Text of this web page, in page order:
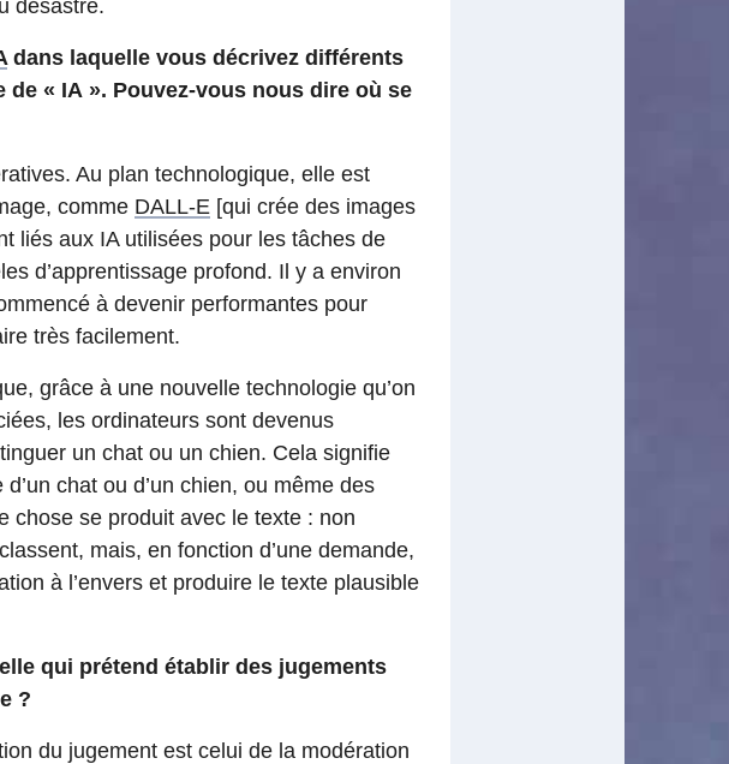
désastre.
dans laquelle vous décrivez différents
« IA ». Pouvez-vous nous dire où se
Au plan technologique, elle est
comme DALL-E[qui crée des images
liés aux IA utilisées pour les tâches de
d’apprentissage profond. Il y a environ
à devenir performantes pour
très facilement.
grâce à une nouvelle technologie qu’on
les ordinateurs sont devenus
un chat ou un chien. Cela signifie
chat ou d’un chien, ou même des
chose se produit avec le texte : non
mais, en fonction d’une demande,
à l’envers et produire le texte plausible
qui prétend établir des jugements
?
du jugement est celui de la modération